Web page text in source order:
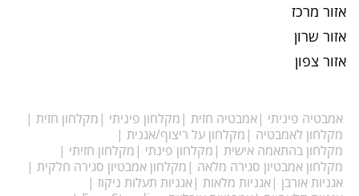
אזור מרכז
אזור שרון
אזור צפון
אמבטיה פיניתי אמבטיה חזית מקלחון פיניתי
מקלחון חזית
מקלחון לאמבטיה
מקלחון על ריצוף/אגנית
מקלחון בהתאמה אישית
מקלחון פינתי
מקלחון חזיתי
מקלחון אמבטיון סגירה מלאה
מקלחון אמבטיון סגירה חלקית
אגניות אורבן
אגניות מלאות אגניות תעלות ניקוז